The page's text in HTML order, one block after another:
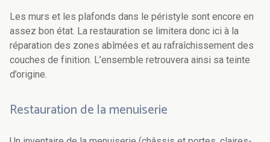
Les murs et les plafonds dans le péristyle sont encore en
assez bon état. La restauration se limitera donc ici à la
réparation des zones abîmées et au rafraîchissement des
couches de finition. L’ensemble retrouvera ainsi sa teinte
d’origine.
Restauration de la menuiserie